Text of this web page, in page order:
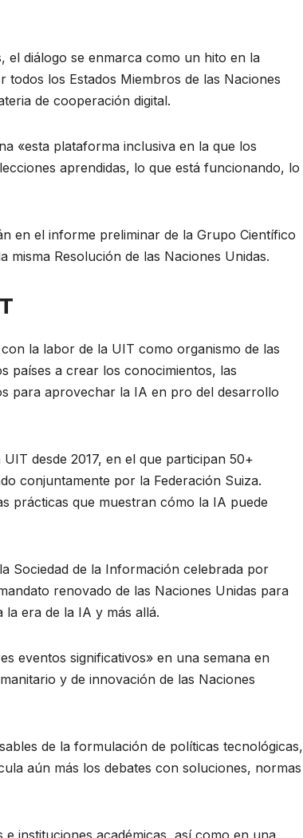
el diálogo se enmarca como un hito en la
los Estados Miembros de las Naciones
de cooperación digital.
«esta plataforma inclusiva en la que los
aprendidas, lo que está funcionando, lo
en el informe preliminar de la Grupo Científico
Resolución de las Naciones Unidas.
la labor de la UIT como organismo de las
países a crear los conocimientos, las
para aprovechar la IA en pro del desarrollo
desde 2017, en el que participan 50+
conjuntamente por la Federación Suiza.
prácticas que muestran cómo la IA puede
Sociedad de la Información celebrada por
renovado de las Naciones Unidas para
era de la IA y más allá.
eventos significativos» en una semana en
y de innovación de las Naciones
de la formulación de políticas tecnológicas,
aún más los debates con soluciones, normas
instituciones académicas, así como en una